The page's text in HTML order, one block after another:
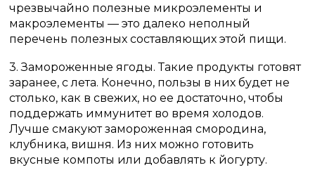
чрезвычайно полезные микроэлементы и
макроэлементы — это далеко неполный
перечень полезных составляющих этой пищи.
3. Замороженные ягоды. Такие продукты готовят
заранее, с лета. Конечно, пользы в них будет не
столько, как в свежих, но ее достаточно, чтобы
поддержать иммунитет во время холодов.
Лучше смакуют замороженная смородина,
клубника, вишня. Из них можно готовить
вкусные компоты или добавлять к йогурту.